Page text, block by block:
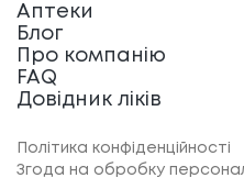
Аптеки
Блог
Про компанію
FAQ
Довідник ліків
Політика конфіденційності
Згода на обробку